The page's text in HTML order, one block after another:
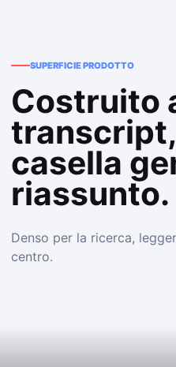
SUPERFICIE PRODOTTO
Costruito
casella
riassunto.
Denso per la ricerca,
centro.